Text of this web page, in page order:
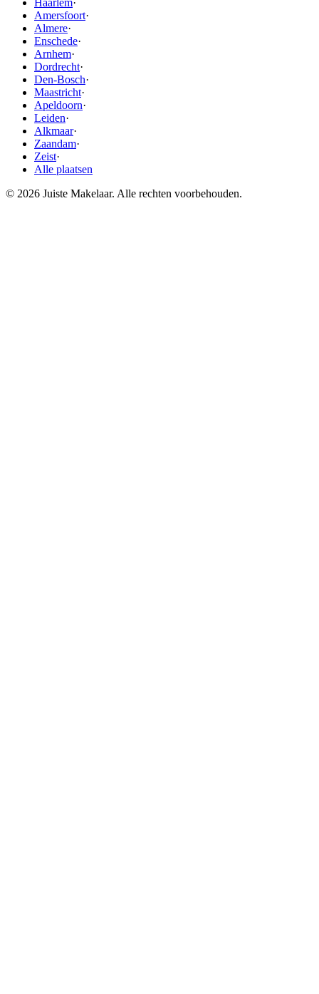
Amersfoort·
Almere·
Enschede·
Arnhem·
Dordrecht·
Den-Bosch·
Maastricht·
Apeldoorn·
Leiden·
Alkmaar·
Zaandam·
Zeist·
Alle plaatsen
© 2026 Juiste Makelaar. Alle rechten voorbehouden.